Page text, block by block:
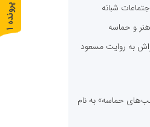
شبانه
و حماسه
به روایت مسعود
حماسه» به نام
پ
ر
و
ن
د
ه
1